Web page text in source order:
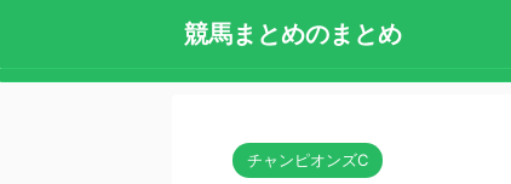
競馬まとめのまとめ
チャンピオンズC